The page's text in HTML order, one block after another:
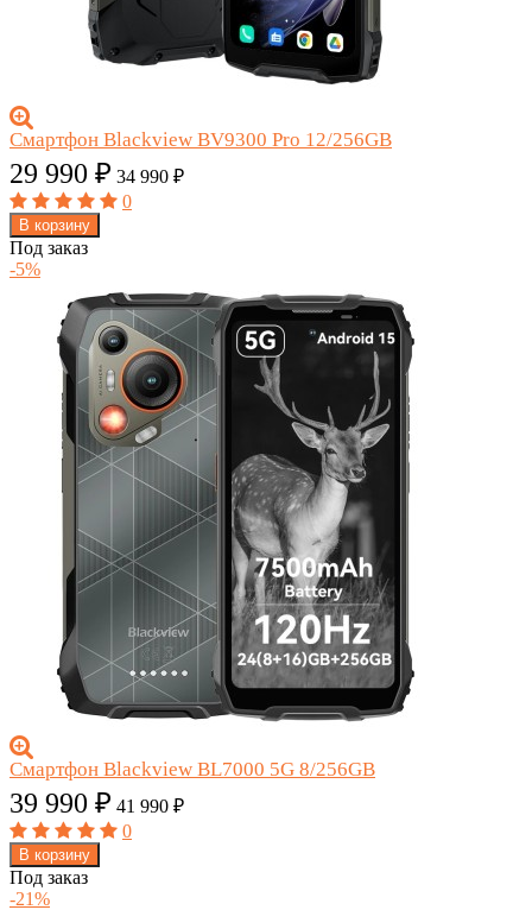
Смартфон Blackview BV9300 Pro 12/256GB
29 990 ₽ 34 990 ₽
0
В корзину
Под заказ
-5%
Смартфон Blackview BL7000 5G 8/256GB
39 990 ₽ 41 990 ₽
0
В корзину
Под заказ
-21%